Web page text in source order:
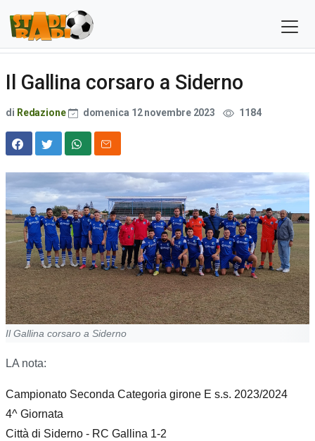
Il Gallina corsaro a Siderno
di Redazione domenica 12 novembre 2023 1184
Il Gallina corsaro a Siderno
LA nota:
Campionato Seconda Categoria girone E s.s. 2023/2024
4^ Giornata
Città di Siderno - RC Gallina 1-2